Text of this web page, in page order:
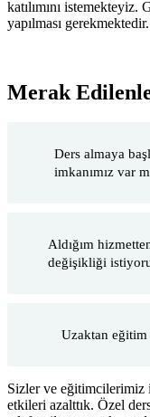
katılımını
yapılması gerekmektedir.
Merak
Ders almaya
imkanımız var
Aldığım
değişikliği
Uzaktan
Sizler ve eğitimcilerimiz
etkileri azalttık. Özel